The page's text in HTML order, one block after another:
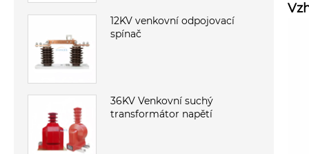
12KV venkovní odpojovací
spínač
36KV Venkovní suchý
transformátor napětí